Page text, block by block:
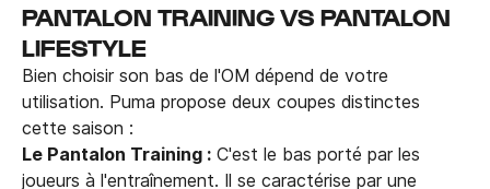
PANTALON TRAINING VS PANTALON
LIFESTYLE
Bien choisir son bas de l'OM dépend de votre
utilisation. Puma propose deux coupes distinctes
cette saison :
Le Pantalon Training : C'est le bas porté par les
joueurs à l'entraînement. Il se caractérise par une